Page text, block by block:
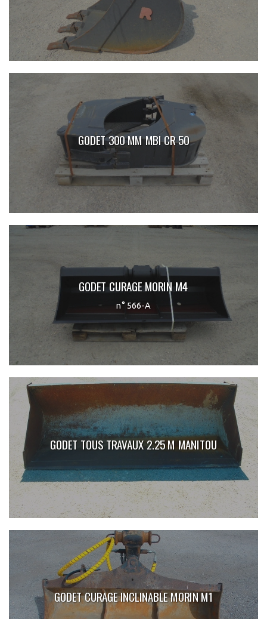
GODET 300 MM MBI CR 50
GODET CURAGE MORIN M4
n° 566-A
GODET TOUS TRAVAUX 2.25 M MANITOU
GODET CURAGE INCLINABLE MORIN M1